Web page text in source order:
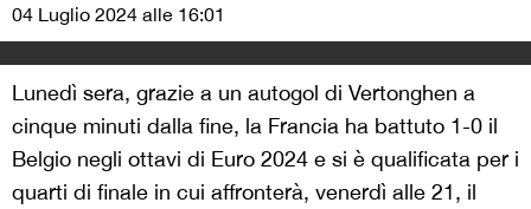
04 Luglio 2024 alle 16:01
Lunedì sera, grazie a un autogol di Vertonghen a
cinque minuti dalla fine, la Francia ha battuto 1-0 il
Belgio negli ottavi di Euro 2024 e si è qualificata per i
quarti di finale in cui affronterà, venerdì alle 21, il